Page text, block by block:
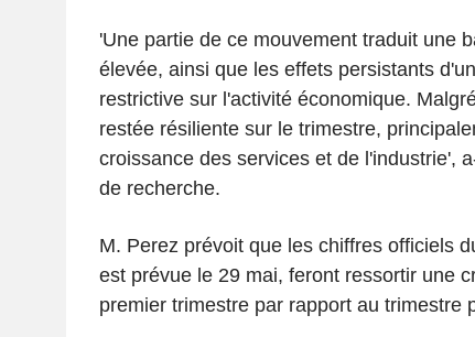
'Une partie de ce mouvement traduit une
élevée, ainsi que les effets persistants
restrictive sur l'activité économique.
restée résiliente sur le trimestre,
croissance des services et de l'industrie',
de recherche.
M. Perez prévoit que les chiffres officiels
est prévue le 29 mai, feront ressortir une
premier trimestre par rapport au trimestre